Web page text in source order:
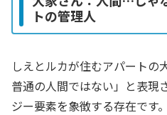
トの管理人
しえとルカが住むアパートの
普通の人間ではない」と表現
ジー要素を象徴する存在です